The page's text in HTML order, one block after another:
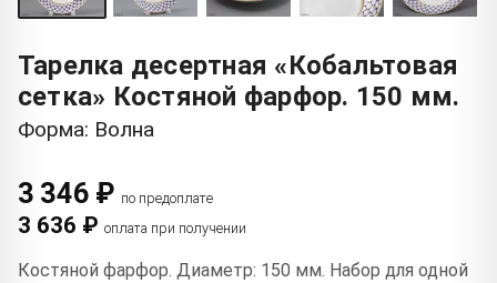
Тарелка десертная «Кобальтовая
сетка» Костяной фарфор. 150 мм.
Форма: Волна
3 346 ₽ по предоплате
3 636 ₽ оплата при получении
Костяной фарфор. Диаметр: 150 мм. Набор для одной